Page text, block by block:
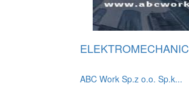
ELEKTROMECHANIC
ABC Work Sp.z o.o. Sp.k...